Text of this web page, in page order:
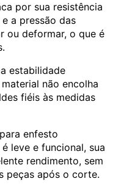
por sua resistência
a pressão das
ou deformar, o que é
estabilidade
não encolha
fiéis às medidas
enfesto
leve e funcional, sua
rendimento, sem
peças após o corte.